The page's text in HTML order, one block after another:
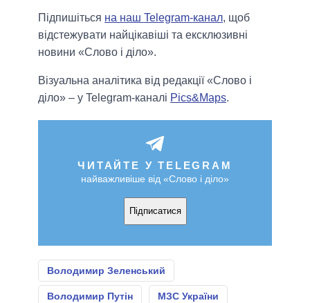
Підпишіться на наш Telegram-канал, щоб
відстежувати найцікавіші та ексклюзивні
новини «Слово і діло».
Візуальна аналітика від редакції «Слово і
діло» – у Telegram-каналі Pics&Maps.
ЧИТАЙТЕ У TELEGRAM
найважливіше від «Слово і діло»
Підписатися
Володимир Зеленський
Володимир Путін МЗС України